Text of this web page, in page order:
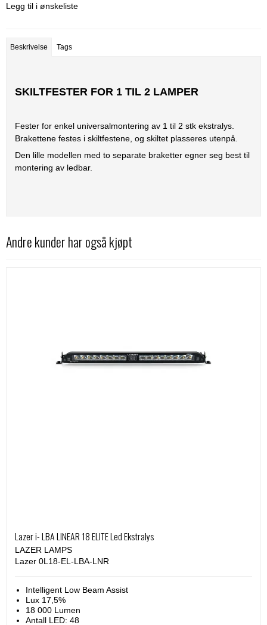
Legg til i ønskeliste
Beskrivelse Tags
SKILTFESTER FOR 1 TIL 2 LAMPER
Fester for enkel universalmontering av 1 til 2 stk ekstralys.
Brakettene festes i skiltfestene, og skiltet plasseres utenpå.
Den lille modellen med to separate braketter egner seg best til
montering av ledbar.
Andre kunder har også kjøpt
Lazer i- LBA LINEAR 18 ELITE Led Ekstralys
LAZER LAMPS
Lazer 0L18-EL-LBA-LNR
Intelligent Low Beam Assist
Lux 17,5%
18 000 Lumen
Antall LED: 48